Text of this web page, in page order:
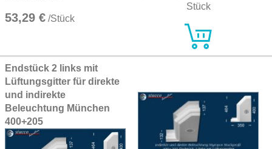
53,29 € /Stück
Stück
Endstück 2 links mit
Lüftungsgitter für direkte
und indirekte
Beleuchtung München
400+205